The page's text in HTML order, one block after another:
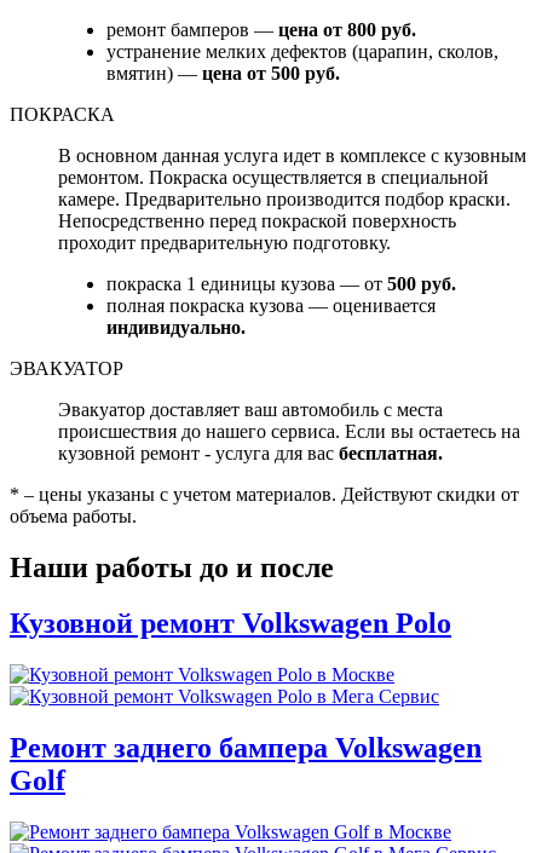
ремонт бамперов — цена от 800 руб.
устранение мелких дефектов (царапин, сколов,
вмятин) — цена от 500 руб.
ПОКРАСКА
В основном данная услуга идет в комплексе с кузовным
ремонтом. Покраска осуществляется в специальной
камере. Предварительно производится подбор краски.
Непосредственно перед покраской поверхность
проходит предварительную подготовку.
покраска 1 единицы кузова — от 500 руб.
полная покраска кузова — оценивается
индивидуально.
ЭВАКУАТОР
Эвакуатор доставляет ваш автомобиль с места
происшествия до нашего сервиса. Если вы остаетесь на
кузовной ремонт - услуга для вас бесплатная.
* – цены указаны с учетом материалов. Действуют скидки от
объема работы.
Наши работы до и после
Кузовной ремонт Volkswagen Polo
Ремонт заднего бампера Volkswagen
Golf